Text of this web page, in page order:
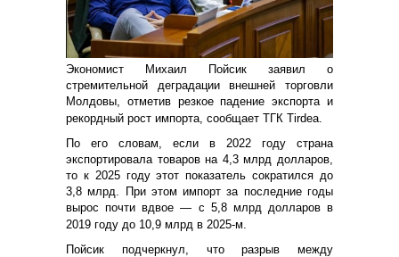
Экономист Михаил Пойсик заявил о
стремительной деградации внешней торговли
Молдовы, отметив резкое падение экспорта и
рекордный рост импорта, сообщает ТГК Тirdea.
По его словам, если в 2022 году страна
экспортировала товаров на 4,3 млрд долларов,
то к 2025 году этот показатель сократился до
3,8 млрд. При этом импорт за последние годы
вырос почти вдвое — с 5,8 млрд долларов в
2019 году до 10,9 млрд в 2025-м.
Пойсик подчеркнул, что разрыв между